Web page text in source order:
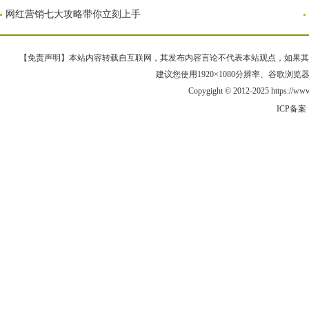
网红营销七大攻略带你立刻上手
【免责声明】本站内容转载自互联网，其发布内容言论不代表本站观点，如果
建议您使用1920×1080分辨率、谷歌浏览
Copygight © 2012-2025 https://
ICP备案